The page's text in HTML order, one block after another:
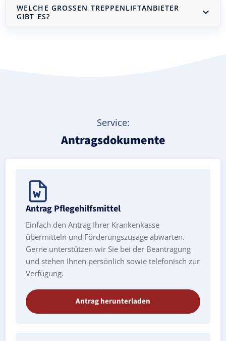
WELCHE GROSSEN TREPPENLIFTANBIETER G
IBT ES?
Service:
Antragsdokumente
Antrag Pflegehilfsmittel
Einfach den Antrag Ihrer Krankenkasse
übermitteln und Förderungszusage abwarten.
Gerne unterstützen wir Sie bei der Beantragung
und stehen Ihnen persönlich sowie telefonisch zur
Verfügung.
Antrag herunterladen